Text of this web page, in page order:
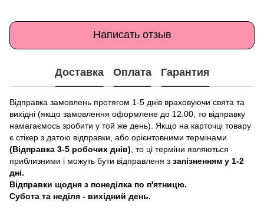
Написать отзыв
Доставка Оплата Гарантия
Відправка замовлень протягом 1-5 днів враховуючи свята та
вихідні (якщо замовлення оформлене до 12:00, то відправку
намагаємось зробити у той же день). Якщо на карточці товару
є стікер з датою відправки, або орієнтовними термінами
(Відправка 3-5 робочих днів) , то ці терміни являються
приблизними і можуть бути відправленя з запізненням у 1-2
дні.
Відправки щодня з понеділка по п'ятницю.
Субота та неділя - вихідний день.